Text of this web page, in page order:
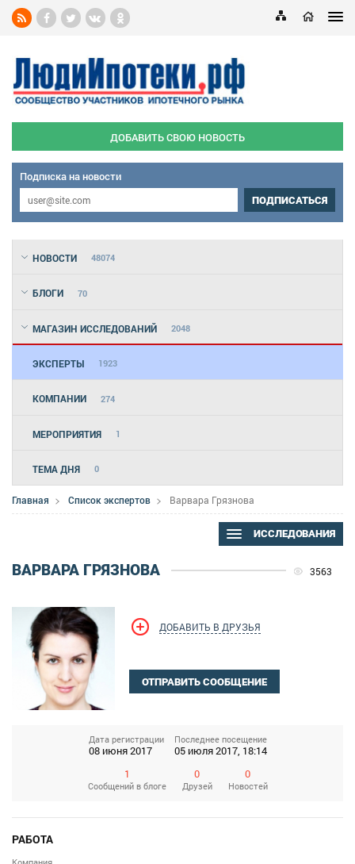
ДОБАВИТЬ СВОЮ НОВОСТЬ
Подписка на новости
ПОДПИСАТЬСЯ
НОВОСТИ 48074
БЛОГИ 70
МАГАЗИН ИССЛЕДОВАНИЙ 2048
ЭКСПЕРТЫ 1923
КОМПАНИИ 274
МЕРОПРИЯТИЯ 1
ТЕМА ДНЯ 0
Главная Список экспертов Варвара Грязнова
ИССЛЕДОВАНИЯ
ВАРВАРА ГРЯЗНОВА 3563
ДОБАВИТЬ В ДРУЗЬЯ
ОТПРАВИТЬ СООБЩЕНИЕ
Дата регистрации
08 июня 2017
Последнее посещение
05 июля 2017, 18:14
1
Сообщений в блоге
0
Друзей
0
Новостей
РАБОТА